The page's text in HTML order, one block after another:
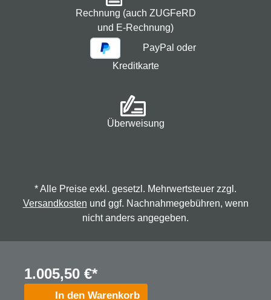
1.005,50 €*
In den Warenkorb
Rechnung (auch ZUGFeRD
und E-Rechnung)
PayPal oder
Kreditkarte
Überweisung
* Alle Preise exkl. gesetzl. Mehrwertsteuer zzgl.
Versandkosten und ggf. Nachnahmegebühren, wenn
nicht anders angegeben.